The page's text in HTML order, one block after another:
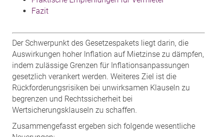
Fazit
Der Schwerpunkt des Gesetzespakets liegt darin, die
Auswirkungen hoher Inflation auf Mietzinse zu dämpfen,
indem zulässige Grenzen für Inflationsanpassungen
gesetzlich verankert werden. Weiteres Ziel ist die
Rückforderungsrisiken bei unwirksamen Klauseln zu
begrenzen und Rechtssicherheit bei
Wertsicherungsklauseln zu schaffen.
Zusammengefasst ergeben sich folgende wesentliche